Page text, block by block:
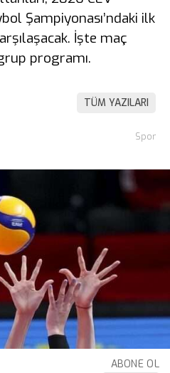
Şampiyonası’ndaki ilk
İşte maç
programı.
TÜM YAZILARI
Spor
ABONE OL